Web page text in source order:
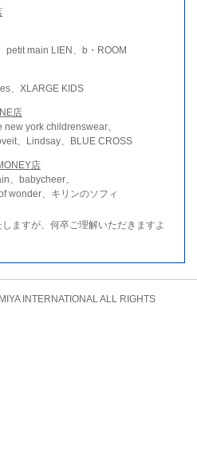
petit main LIEN、b・ROOM
、XLARGE KIDS
店
york childrenswear、
、Lindsay、BLUE CROSS
店
、babycheer、
wonder、キリンのソフィ
ますが、何卒ご理解いただきますよ